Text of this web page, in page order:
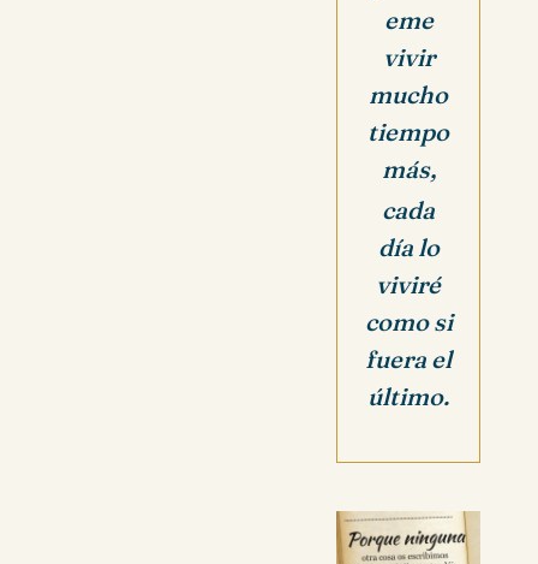
eme
vivir
mucho
tiempo
más,
cada
día lo
viviré
como si
fuera el
último.